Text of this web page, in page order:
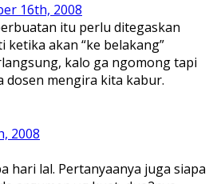
16th, 2008
itu perlu ditegaskan
akan “ke belakang”
kalo ga ngomong tapi
dosen mengira kita kabur.
2008
hari lal. Pertanyaanya juga siapa